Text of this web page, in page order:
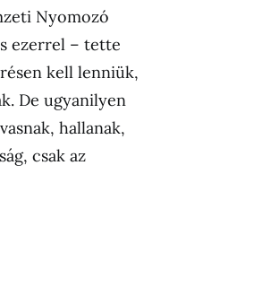
Nyomozó
ezerrel – tette
kell lenniük,
De ugyanilyen
hallanak,
csak az